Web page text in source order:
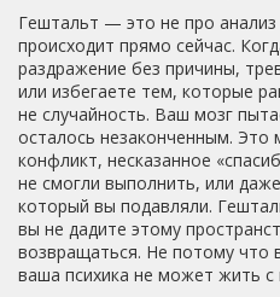
Гештальт — это не про
происходит прямо сейчас.
раздражение без причины,
или избегаете тем, которые
не случайность. Ваш мозг
осталось незаконченным.
конфликт, несказанное
не смогли выполнить, или
который вы подавляли.
вы не дадите этому
возвращаться. Не потому что
ваша психика не может жить